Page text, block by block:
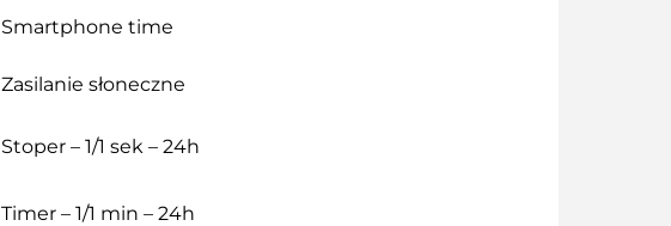
Smartphone time
Zasilanie słoneczne
Stoper – 1/1 sek – 24h
Timer – 1/1 min – 24h